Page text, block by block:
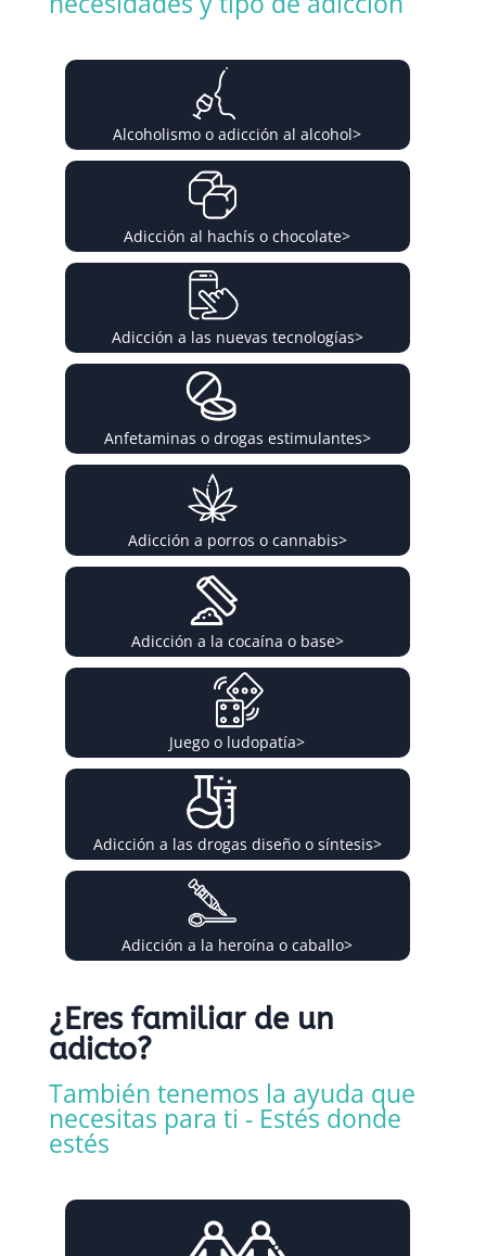
Alcoholismo o adicción al alcohol>
Adicción al hachís o chocolate>
Adicción a las nuevas tecnologías>
Anfetaminas o drogas estimulantes>
Adicción a porros o cannabis>
Adicción a la cocaína o base>
Juego o ludopatía>
Adicción a las drogas diseño o síntesis>
Adicción a la heroína o caballo>
¿Eres familiar de un
adicto?
También tenemos la ayuda que
necesitas para ti - Estés donde
estés